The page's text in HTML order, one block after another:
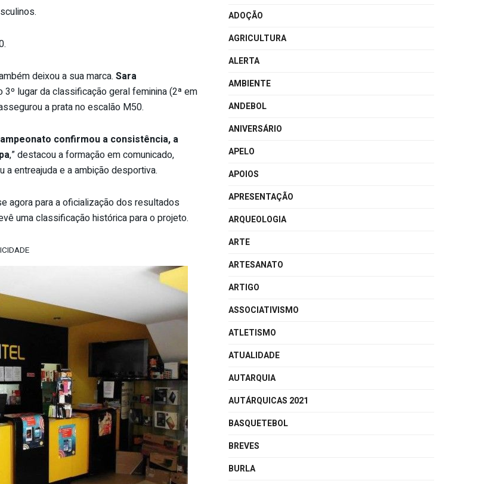
deixou a sua marca. Sara
lugar da classificação geral feminina (2ª em
a prata no escalão M50.
confirmou a consistência, a
,” destacou a formação em comunicado,
entreajuda e a ambição desportiva.
agora para a oficialização dos resultados
uma classificação histórica para o projeto.
ADOÇÃO
AGRICULTURA
ALERTA
AMBIENTE
ANDEBOL
ANIVERSÁRIO
APELO
APOIOS
APRESENTAÇÃO
ARQUEOLOGIA
ARTE
ARTESANATO
ARTIGO
ASSOCIATIVISMO
ATLETISMO
ATUALIDADE
AUTARQUIA
AUTÁRQUICAS 2021
BASQUETEBOL
BREVES
BURLA